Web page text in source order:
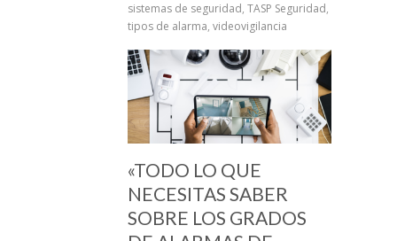
sistemas de seguridad, TASP Seguridad,
tipos de alarma, videovigilancia
«TODO LO QUE
NECESITAS SABER
SOBRE LOS GRADOS